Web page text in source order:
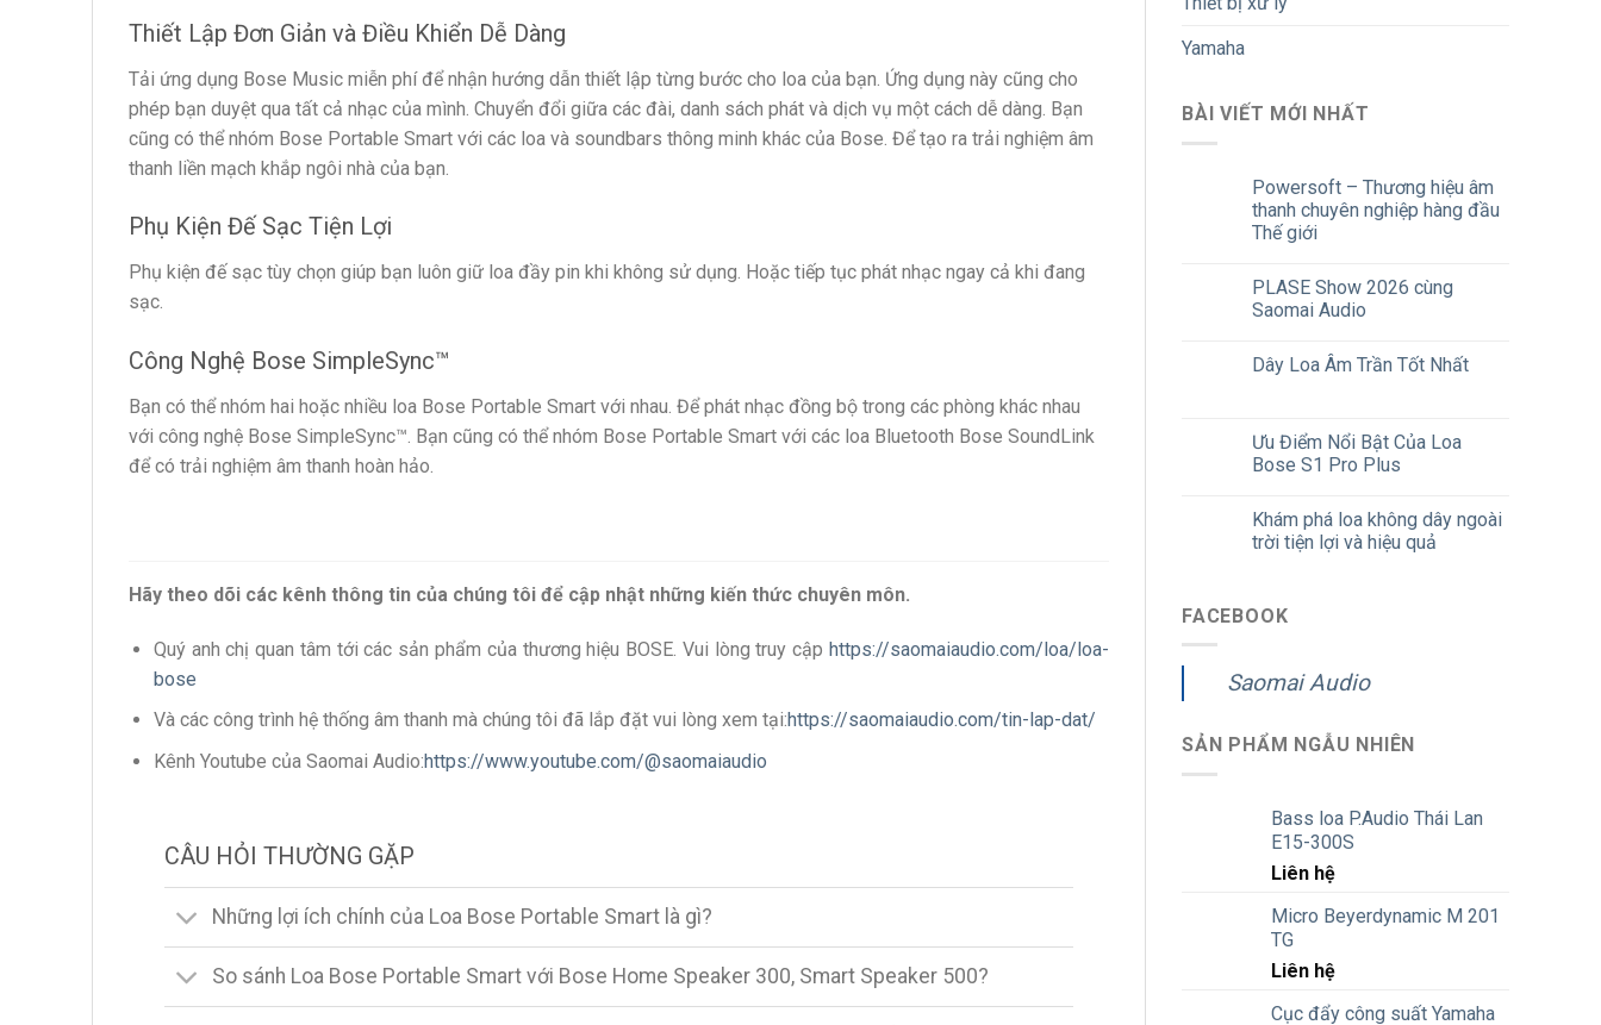
Thiết Lập Đơn Giản và Điều Khiển Dễ Dàng
Tải ứng dụng Bose Music miễn phí để nhận hướng dẫn thiết lập từng bước cho loa của bạn. Ứng dụng này cũng cho
phép bạn duyệt qua tất cả nhạc của mình. Chuyển đổi giữa các đài, danh sách phát và dịch vụ một cách dễ dàng. Bạn
cũng có thể nhóm Bose Portable Smart với các loa và soundbars thông minh khác của Bose. Để tạo ra trải nghiệm âm
thanh liền mạch khắp ngôi nhà của bạn.
Phụ Kiện Đế Sạc Tiện Lợi
Phụ kiện đế sạc tùy chọn giúp bạn luôn giữ loa đầy pin khi không sử dụng. Hoặc tiếp tục phát nhạc ngay cả khi đang
sạc.
Công Nghệ Bose SimpleSync™
Bạn có thể nhóm hai hoặc nhiều loa Bose Portable Smart với nhau. Để phát nhạc đồng bộ trong các phòng khác nhau
với công nghệ Bose SimpleSync™. Bạn cũng có thể nhóm Bose Portable Smart với các loa Bluetooth Bose SoundLink
để có trải nghiệm âm thanh hoàn hảo.
Hãy theo dõi các kênh thông tin của chúng tôi để cập nhật những kiến thức chuyên môn.
Quý anh chị quan tâm tới các sản phẩm của thương hiệu BOSE. Vui lòng truy cập https://saomaiaudio.com/loa/loa-
bose
Và các công trình hệ thống âm thanh mà chúng tôi đã lắp đặt vui lòng xem tại:https://saomaiaudio.com/tin-lap-dat/
Kênh Youtube của Saomai Audio:https://www.youtube.com/@saomaiaudio
CÂU HỎI THƯỜNG GẶP
Những lợi ích chính của Loa Bose Portable Smart là gì?
So sánh Loa Bose Portable Smart với Bose Home Speaker 300, Smart Speaker 500?
Yamaha
BÀI VIẾT MỚI NHẤT
Powersoft – Thương hiệu âm
thanh chuyên nghiệp hàng đầu
Thế giới
PLASE Show 2026 cùng
Saomai Audio
Dây Loa Âm Trần Tốt Nhất
Ưu Điểm Nổi Bật Của Loa
Bose S1 Pro Plus
Khám phá loa không dây ngoài
trời tiện lợi và hiệu quả
FACEBOOK
Saomai Audio
SẢN PHẨM NGẪU NHIÊN
Bass loa P.Audio Thái Lan
E15-300S
Liên hệ
Micro Beyerdynamic M 201
TG
Liên hệ
Cục đẩy công suất Yamaha